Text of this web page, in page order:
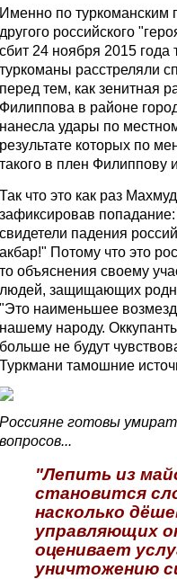
Именно по туркоманским
другого российского
сбит 24 ноября 2015
туркоманы расстреляли
перед тем, как зенитная
Филиппова в районе
нанесла удары по
результате которых по
такого в плен Филиппову
Так что это как раз
зафиксировав
свидетели падения
акбар!" Потому что это
то объяснения своему
людей, защищающих
"Это наименьшее
нашему народу.
больше не будут
Туркмани тамошние
Россияне готовы
вопросов...
"Лепить из
становится
насколько
управляющих
оценивает
уничтожению